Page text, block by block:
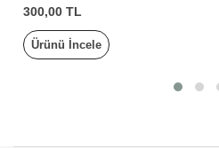
300,00 TL
Ürünü İncele